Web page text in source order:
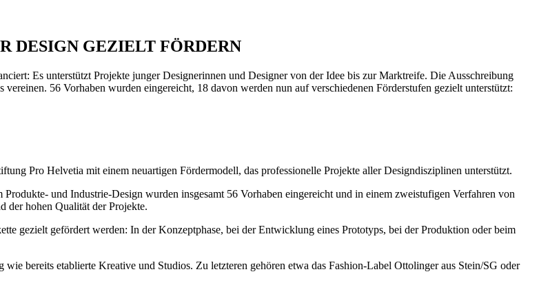
DESIGN GEZIELT FÖRDERN
Es unterstützt Projekte junger Designerinnen und Designer von der Idee bis zur Marktreife. Die Ausschreibung
56 Vorhaben wurden eingereicht, 18 davon werden nun auf verschiedenen Förderstufen gezielt unterstützt:
Pro Helvetia mit einem neuartigen Fördermodell, das professionelle Projekte aller Designdisziplinen unterstützt.
und Industrie-Design wurden insgesamt 56 Vorhaben eingereicht und in einem zweistufigen Verfahren von
der hohen Qualität der Projekte.
gezielt gefördert werden: In der Konzeptphase, bei der Entwicklung eines Prototyps, bei der Produktion oder beim
bereits etablierte Kreative und Studios. Zu letzteren gehören etwa das Fashion-Label Ottolinger aus Stein/SG oder